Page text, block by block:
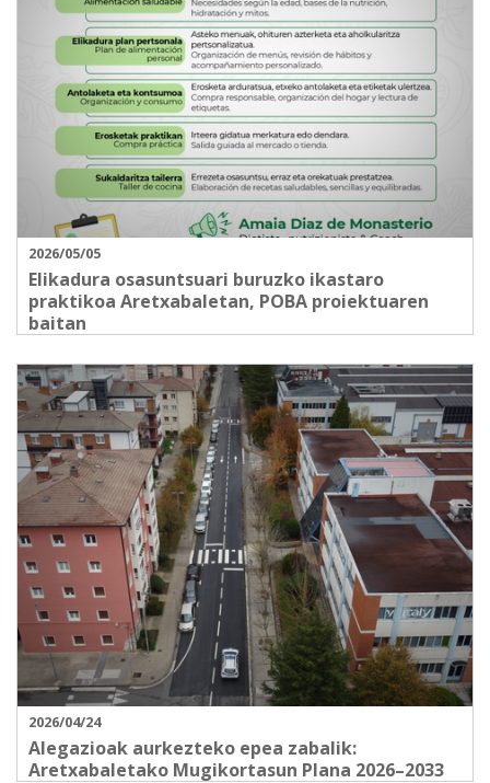
2026/05/05
Elikadura osasuntsuari buruzko ikastaro
praktikoa Aretxabaletan, POBA proiektuaren
baitan
2026/04/24
Alegazioak aurkezteko epea zabalik:
Aretxabaletako Mugikortasun Plana 2026–2033